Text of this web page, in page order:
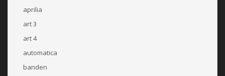
aprilia
art 3
art 4
automatica
banden